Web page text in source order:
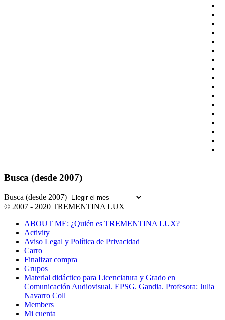
Busca (desde 2007)
Busca (desde 2007)
© 2007 - 2020 TREMENTINA LUX
ABOUT ME: ¿Quién es TREMENTINA LUX?
Activity
Aviso Legal y Política de Privacidad
Carro
Finalizar compra
Grupos
Material didáctico para Licenciatura y Grado en
Comunicación Audiovisual. EPSG. Gandia. Profesora: Julia
Navarro Coll
Members
Mi cuenta